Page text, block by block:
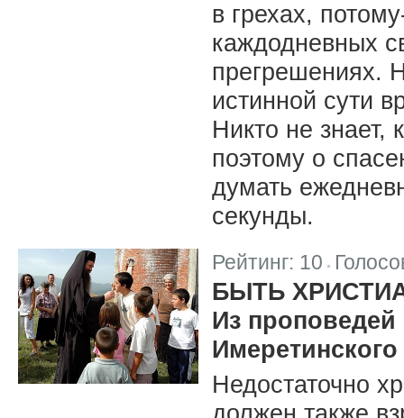
в грехах,
каждодневных
прегрешениях.
истинной сути
Никто не знает,
поэтому о
думать
секунды.
Рейтинг: 10 |
БЫТЬ
Из проповедей
Имеретинского
Недостаточно